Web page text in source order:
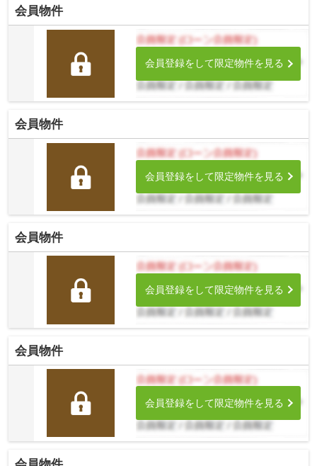
会員物件
会員登録をして限定物件を見る
会員物件
会員登録をして限定物件を見る
会員物件
会員登録をして限定物件を見る
会員物件
会員登録をして限定物件を見る